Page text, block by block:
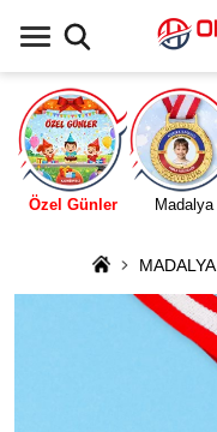
Özel Günler Madalya
MADALYA